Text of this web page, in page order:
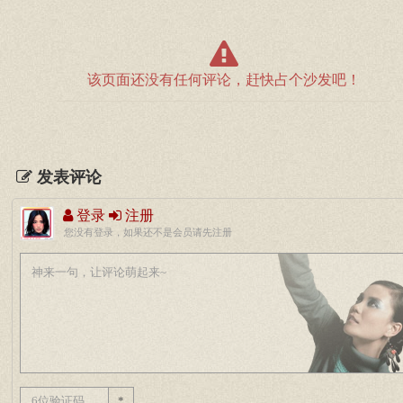
该页面还没有任何评论，赶快占个沙发吧！
发表评论
登录 注册
您没有登录，如果还不是会员请先注册